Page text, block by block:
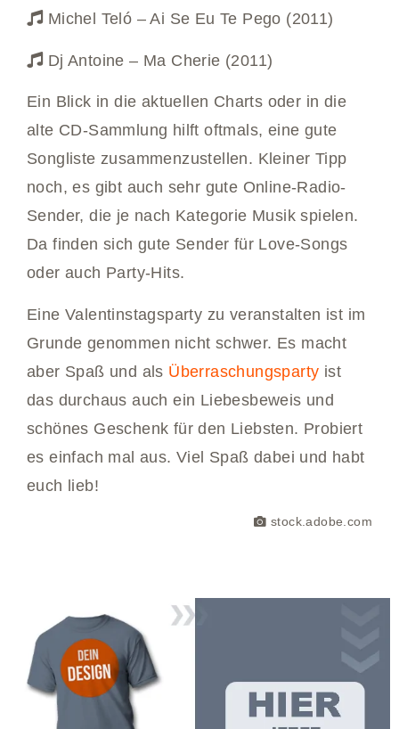
Michel Teló – Ai Se Eu Te Pego (2011)
Dj Antoine – Ma Cherie (2011)
Ein Blick in die aktuellen Charts oder in die
alte CD-Sammlung hilft oftmals, eine gute
Songliste zusammenzustellen. Kleiner Tipp
noch, es gibt auch sehr gute Online-Radio-
Sender, die je nach Kategorie Musik spielen.
Da finden sich gute Sender für Love-Songs
oder auch Party-Hits.
Eine Valentinstagsparty zu veranstalten ist im
Grunde genommen nicht schwer. Es macht
aber Spaß und als Überraschungsparty ist
das durchaus auch ein Liebesbeweis und
schönes Geschenk für den Liebsten. Probiert
es einfach mal aus. Viel Spaß dabei und habt
euch lieb!
stock.adobe.com